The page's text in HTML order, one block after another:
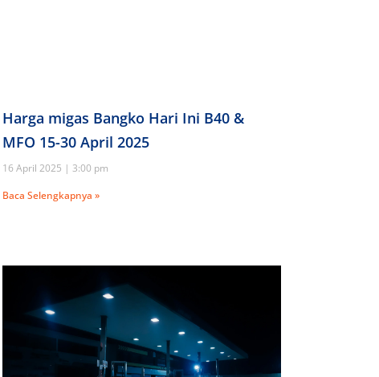
Harga migas Bangko Hari Ini B40 &
MFO 15-30 April 2025
16 April 2025
3:00 pm
Baca Selengkapnya »